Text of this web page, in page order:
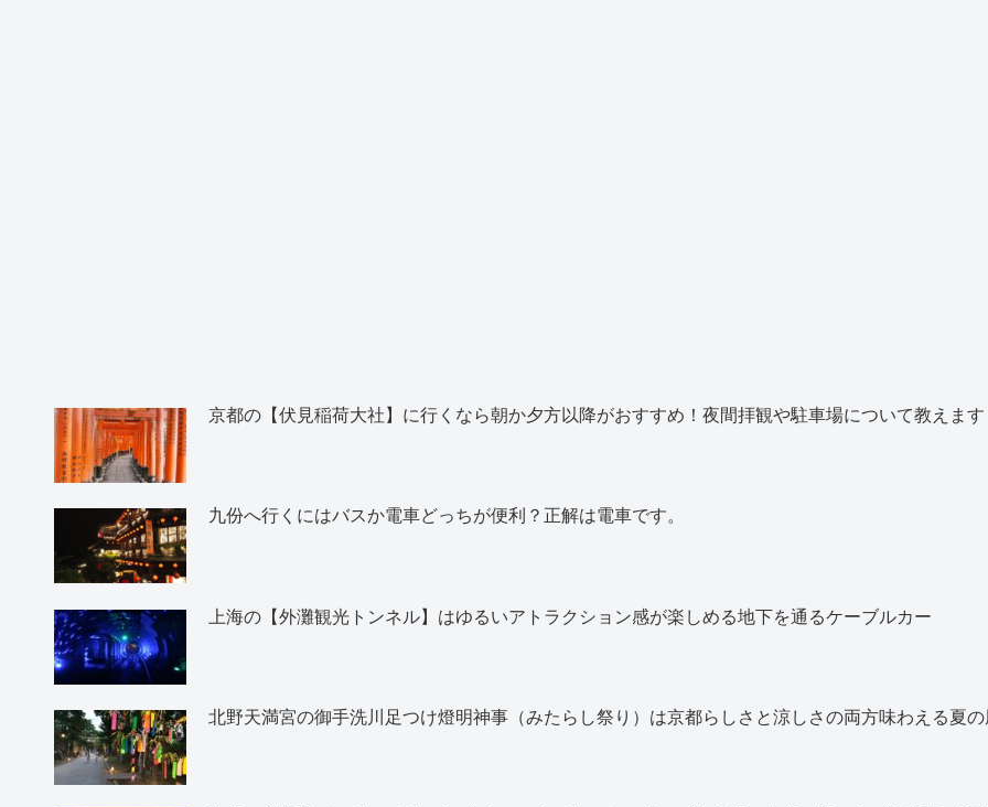
京都の【伏見稲荷大社】に行くなら朝か夕方以降がおすすめ！夜間拝観や駐車場について教えます
九份へ行くにはバスか電車どっちが便利？正解は電車です。
上海の【外灘観光トンネル】はゆるいアトラクション感が楽しめる地下を通るケーブルカー
北野天満宮の御手洗川足つけ燈明神事（みたらし祭り）は京都らしさと涼しさの両方味わえる夏